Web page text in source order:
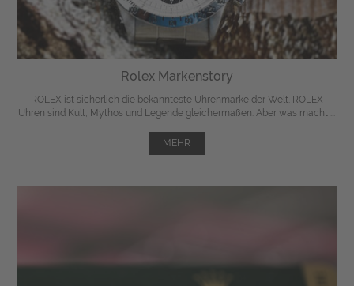
Rolex Markenstory
ROLEX ist sicherlich die bekannteste Uhrenmarke der Welt. ROLEX
Uhren sind Kult, Mythos und Legende gleichermaßen. Aber was macht ...
MEHR